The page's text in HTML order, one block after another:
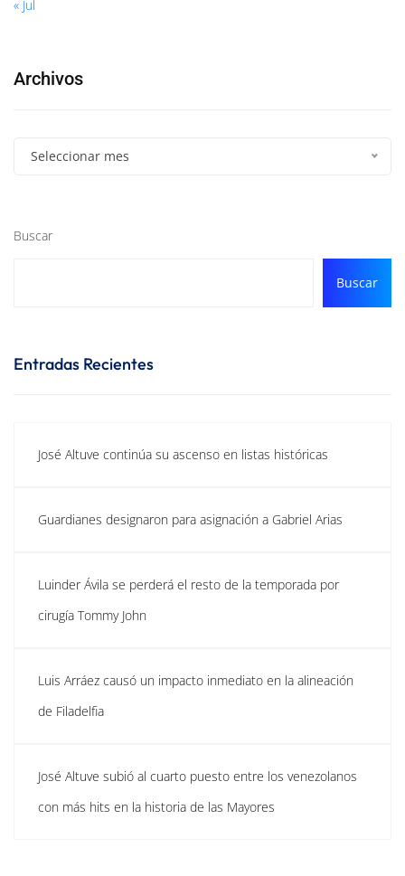
« Jul
Archivos
Seleccionar mes
Buscar
Buscar
Entradas Recientes
José Altuve continúa su ascenso en listas históricas
Guardianes designaron para asignación a Gabriel Arias
Luinder Ávila se perderá el resto de la temporada por
cirugía Tommy John
Luis Arráez causó un impacto inmediato en la alineación
de Filadelfia
José Altuve subió al cuarto puesto entre los venezolanos
con más hits en la historia de las Mayores